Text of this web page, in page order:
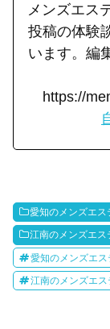
メンズエス
投稿の体験
います。編
https://
愛知のメンズエス
江南のメンズエス
愛知のメンズエス
江南のメンズエス